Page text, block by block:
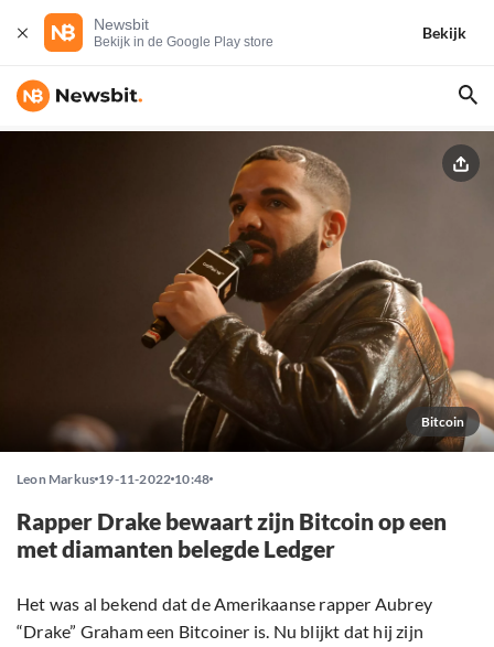
Newsbit
Bekijk in de Google Play store
Bekijk
Bitcoin
Leon Markus 19-11-2022 10:48
Rapper Drake bewaart zijn Bitcoin op een
met diamanten belegde Ledger
Het was al bekend dat de Amerikaanse rapper Aubrey
“Drake” Graham een Bitcoiner is. Nu blijkt dat hij zijn